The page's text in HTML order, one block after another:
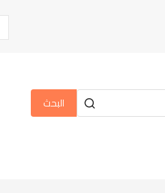
البحث